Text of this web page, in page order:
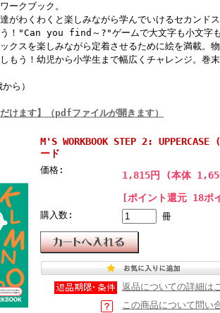
ークブック。
がわくわくと楽しみながら学んでいけるセカンドス
う！"Can you find～?"ゲームで大文字も小文字も
クスを楽しみながら定着させるために絵を満載。物
もう！幼児から小学生まで幅広くチャレンジ。巻
ら）
けます】（pdfファイルが開きます）
M'S WORKBOOK STEP 2:
ード
価格:
1,815円 (本体
[ポイント還元 18ポ
購入数: 冊
返品についての詳細は
この商品について問い